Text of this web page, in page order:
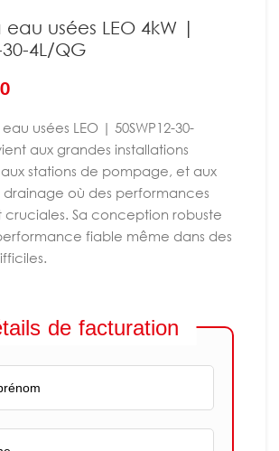
usées LEO 4kW |
30-4L/QG
usées LEO | 50SWP12-30-
aux grandes installations
aux stations de pompage, et aux
drainage où des performances
cruciales. Sa conception robuste
fiable même dans des
de facturation